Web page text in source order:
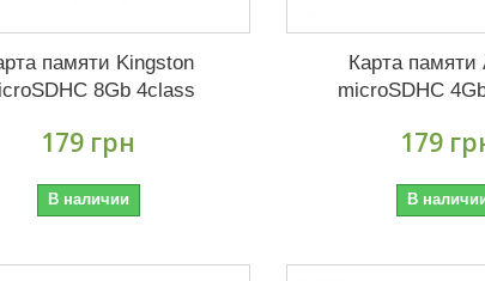
памяти Kingston
8Gb 4class
179 грн
В наличии
Карта памяти
microSDHC
179
В